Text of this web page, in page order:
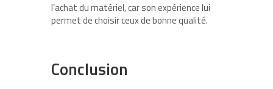
l’achat du matériel, car son expérience lui
permet de choisir ceux de bonne qualité.
Conclusion